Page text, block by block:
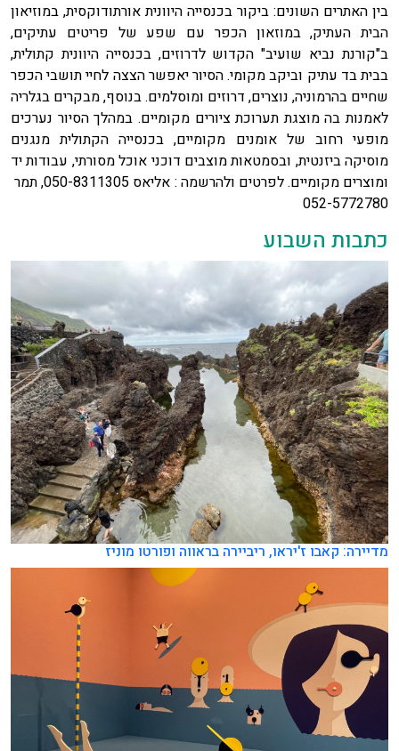
בין האתרים השונים: ביקור בכנסייה היוונית אורתודוקסית, במוזיאון
הבית העתיק, במוזאון הכפר עם שפע של פריטים עתיקים,
ב"קורנת נביא שועיב" הקדוש לדרוזים, בכנסייה היוונית קתולית,
בבית בד עתיק וביקב מקומי. הסיור יאפשר הצצה לחיי תושבי הכפר
שחיים בהרמוניה, נוצרים, דרוזים ומוסלמים. בנוסף, מבקרים בגלריה
לאמנות בה מוצגת תערוכת ציורים מקומיים. במהלך הסיור נערכים
מופעי רחוב של אומנים מקומיים, בכנסייה הקתולית מנגנים
מוסיקה ביזנטית, ובסמטאות מוצבים דוכני אוכל מסורתי, עבודות יד
ומוצרים מקומיים. לפרטים ולהרשמה : אליאס 050-8311305, תמר
052-5772780
כתבות השבוע
מדיירה: קאבו ז'יראו, ריביירה בראווה ופורטו מוניז